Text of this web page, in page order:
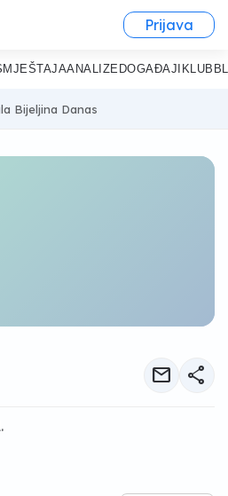
Prijava
ANALIZE DOGAĐAJI KLUB
Bijeljina Danas
mail share